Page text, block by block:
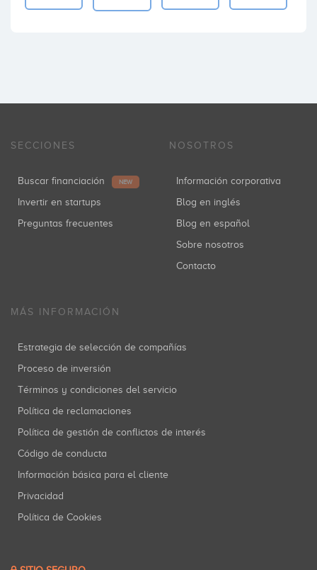
SECCIONES
Buscar financiación NEW
Invertir en startups
Preguntas frecuentes
NOSOTROS
Información corporativa
Blog en inglés
Blog en español
Sobre nosotros
Contacto
MÁS INFORMACIÓN
Estrategia de selección de compañías
Proceso de inversión
Términos y condiciones del servicio
Política de reclamaciones
Política de gestión de conflictos de interés
Código de conducta
Información básica para el cliente
Privacidad
Política de Cookies